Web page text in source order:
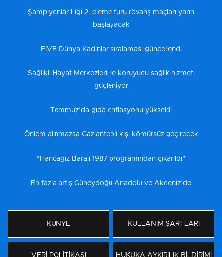
Şampiyonlar Ligi 2. eleme turu rövanş maçları yarın
başlayacak
FIVB Dünya Kadınlar sıralaması güncellendi
Sağlıklı Hayat Merkezleri ile koruyucu sağlık hizmeti
güçleniyor
Temmuz’da gıda enflasyonu yükseldi
Önlem alınmazsa Gaziantepli kışı kömürsüz geçirecek
“Hancağız Barajı 1987 programından çıkarıldı”
En fazla artış Güneydoğu Anadolu ve Akdeniz’de
KÜNYE KULLANIM ŞARTLARI
VERİ POLİTİKASI HUKUKA AYKIRILIK BİLDİRİMİ